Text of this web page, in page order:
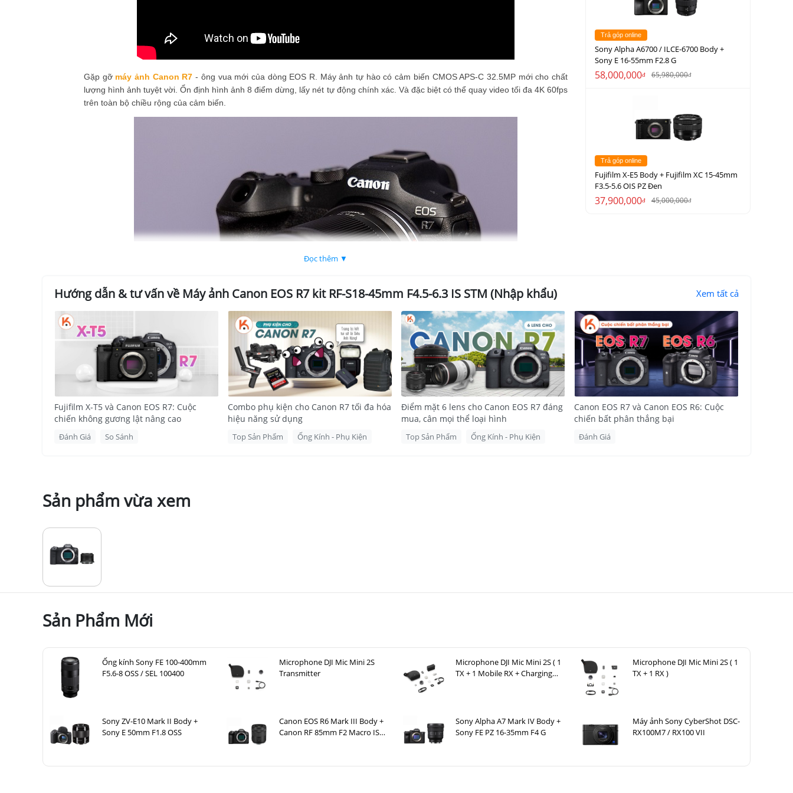
Gặp gỡ máy ảnh Canon R7 - ông vua mới của dòng EOS R. Máy ảnh tự hào có cảm biến CMOS APS-C 32.5MP mới cho chất
lượng hình ảnh tuyệt vời. Ổn định hình ảnh 8 điểm dừng, lấy nét tự động chính xác. Và đặc biệt có thể quay video tối đa 4K 60fps
trên toàn bộ chiều rộng của cảm biến.
Canon R7 có rất nhiều tính năng nâng cao trong một thân máy nhỏ, cho cảm giác cầm trên tay rất tốt
quan trọng:
Tốc độ là một trong những điểm mạnh của Canon EOS R7.
Đọc thêm ▼
Trả góp online
Sony Alpha A6700 / ILCE-6700 Body +
Sony E 16-55mm F2.8 G
58,000,000đ 65,980,000đ
Trả góp online
Fujifilm X-E5 Body + Fujifilm XC 15-45mm
F3.5-5.6 OIS PZ Đen
37,900,000đ 45,000,000đ
Hướng dẫn & tư vấn về Máy ảnh Canon EOS R7 kit RF-S18-45mm F4.5-6.3 IS STM (Nhập khẩu) Xem tất cả
Fujifilm X-T5 và Canon EOS R7: Cuộc
chiến không gương lật nâng cao
Đánh Giá So Sánh
Combo phụ kiện cho Canon R7 tối đa hóa
hiệu năng sử dụng
Top Sản Phẩm Ống Kính - Phụ Kiện
Điểm mặt 6 lens cho Canon EOS R7 đáng
mua, cân mọi thể loại hình
Top Sản Phẩm Ống Kính - Phụ Kiện
Canon EOS R7 và Canon EOS R6: Cuộc
chiến bất phân thắng bại
Đánh Giá
Sản phẩm vừa xem
Sản Phẩm Mới
Ống kính Sony FE 100-400mm
F5.6-8 OSS / SEL 100400
Microphone DJI Mic Mini 2S
Transmitter
Microphone DJI Mic Mini 2S ( 1
TX + 1 Mobile RX + Charging
Microphone DJI Mic Mini 2S ( 1
TX + 1 RX )
Sony ZV-E10 Mark II Body +
Sony E 50mm F1.8 OSS
Canon EOS R6 Mark III Body +
Canon RF 85mm F2 Macro IS
Sony Alpha A7 Mark IV Body +
Sony FE PZ 16-35mm F4 G
Máy ảnh Sony CyberShot DSC-
RX100M7 / RX100 VII